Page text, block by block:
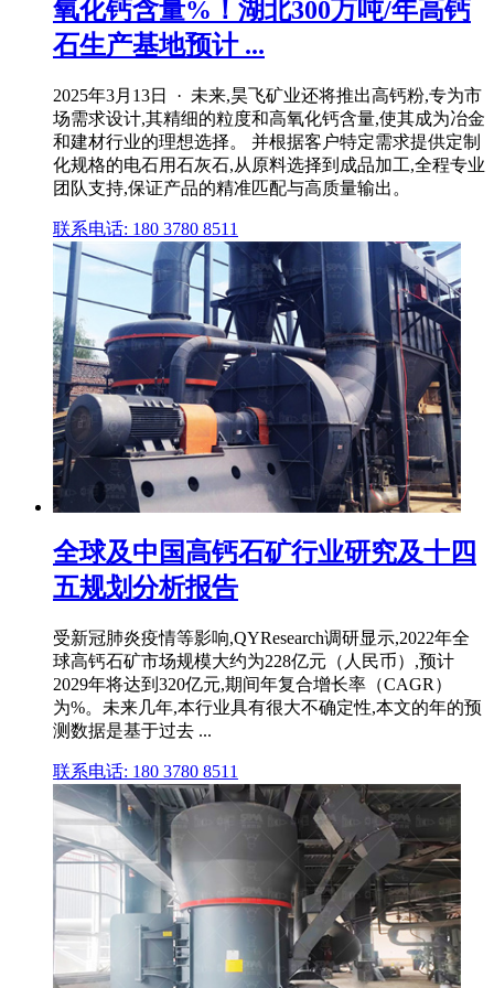
氧化钙含量%！湖北300万吨/年高钙
石生产基地预计 ...
2025年3月13日 · 未来,昊飞矿业还将推出高钙粉,专为市
场需求设计,其精细的粒度和高氧化钙含量,使其成为冶金
和建材行业的理想选择。 并根据客户特定需求提供定制
化规格的电石用石灰石,从原料选择到成品加工,全程专业
团队支持,保证产品的精准匹配与高质量输出。
联系电话: 180 3780 8511
全球及中国高钙石矿行业研究及十四
五规划分析报告
受新冠肺炎疫情等影响,QYResearch调研显示,2022年全
球高钙石矿市场规模大约为228亿元（人民币）,预计
2029年将达到320亿元,期间年复合增长率（CAGR）
为%。未来几年,本行业具有很大不确定性,本文的年的预
测数据是基于过去 ...
联系电话: 180 3780 8511